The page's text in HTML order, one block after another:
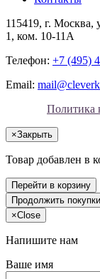
115419, г. Москва,
1, ком. 10-11А
Телефон: +7 (495)
Email:
Политика
×Закрыть
Товар добавлен в
Перейти в корзину
Продолжить покупки
×Close
Напишите нам
Ваше имя